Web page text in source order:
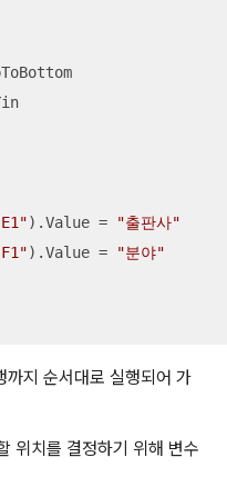
).Value =
"출판사"
).Value = "분야"
지 순서대로 실행되어 가
위치를 결정하기 위해 변수